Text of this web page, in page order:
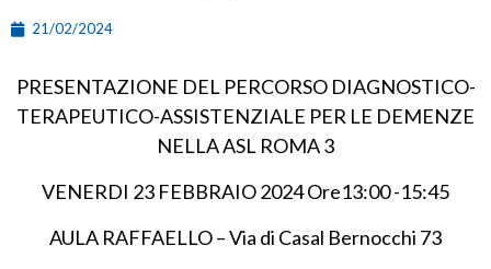
21/02/2024
PRESENTAZIONE DEL PERCORSO DIAGNOSTICO-
TERAPEUTICO-ASSISTENZIALE PER LE DEMENZE
NELLA ASL ROMA 3
VENERDI 23 FEBBRAIO 2024 Ore13:00 -15:45
AULA RAFFAELLO – Via di Casal Bernocchi 73